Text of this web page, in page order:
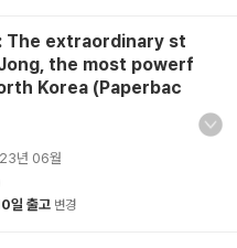
The extraordinary st
the most powerf
Korea (Paperbac
년 06월
일 출고 변경